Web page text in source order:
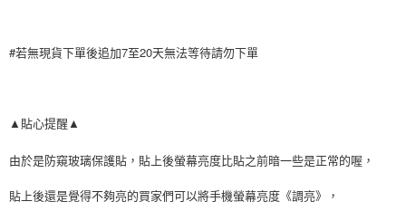
#若無現貨下單後追加7至20天無法等待請勿下單
▲貼心提醒▲
由於是防窺玻璃保護貼，貼上後螢幕亮度比貼之前暗一些是正常的喔，
貼上後還是覺得不夠亮的買家們可以將手機螢幕亮度《調亮》，